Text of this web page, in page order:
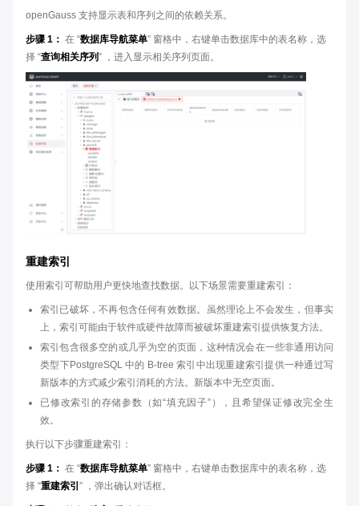
openGauss 支持显示表和序列之间的依赖关系。
步骤 1： 在 “数据库导航菜单” 窗格中，右键单击数据库中的表名称，选
择 “查询相关序列” ，进入显示相关序列页面。
重建索引
使用索引可帮助用户更快地查找数据。以下场景需要重建索引：
索引已破坏，不再包含任何有效数据。虽然理论上不会发生，但事实
上，索引可能由于软件或硬件故障而被破坏重建索引提供恢复方法。
索引包含很多空的或几乎为空的页面，这种情况会在一些非通用访问
类型下PostgreSQL 中的 B-tree 索引中出现重建索引提供一种通过写
新版本的方式减少索引消耗的方法。新版本中无空页面。
已修改索引的存储参数（如“填充因子”），且希望保证修改完全生
效。
执行以下步骤重建索引：
步骤 1： 在 “数据库导航菜单” 窗格中，右键单击数据库中的表名称，选
择 “重建索引 ” ，弹出确认对话框。